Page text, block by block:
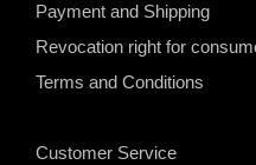
Payment and Shipping
Revocation right for
Terms and Conditions
Customer Service